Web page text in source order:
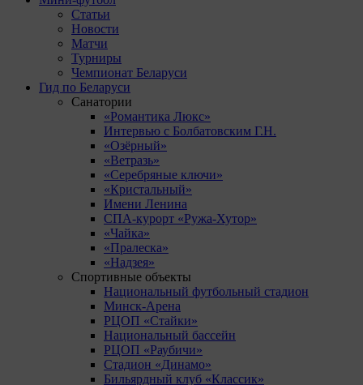
Статьи
Новости
Матчи
Турниры
Чемпионат Беларуси
Гид по Беларуси
Санатории
«Романтика Люкс»
Интервью с Болбатовским Г.Н.
«Озёрный»
«Ветразь»
«Серебряные ключи»
«Кристальный»
Имени Ленина
СПА-курорт «Ружа-Хутор»
«Чайка»
«Пралеска»
«Надзея»
Спортивные объекты
Национальный футбольный стадион
Минск-Арена
РЦОП «Стайки»
Национальный бассейн
РЦОП «Раубичи»
Стадион «Динамо»
Бильярдный клуб «Классик»